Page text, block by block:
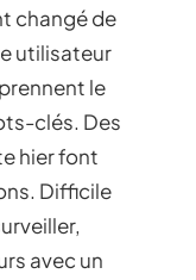
changé de
utilisateur
le
clés. Des
hier font
Difficile
avec un